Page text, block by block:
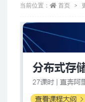
当前位置： 首页